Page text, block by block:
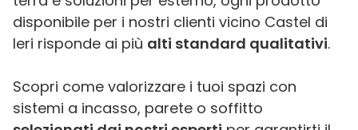
disponibile per i nostri clienti vicino Castel di
Ieri risponde ai più alti standard qualitativi.
Scopri come valorizzare i tuoi spazi con
sistemi a incasso, parete o soffitto